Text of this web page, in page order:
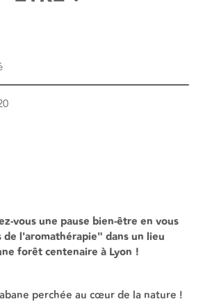
vous une pause bien-être en vous
l'aromathérapie" dans un lieu
forêt centenaire à Lyon !
perchée au cœur de la nature !